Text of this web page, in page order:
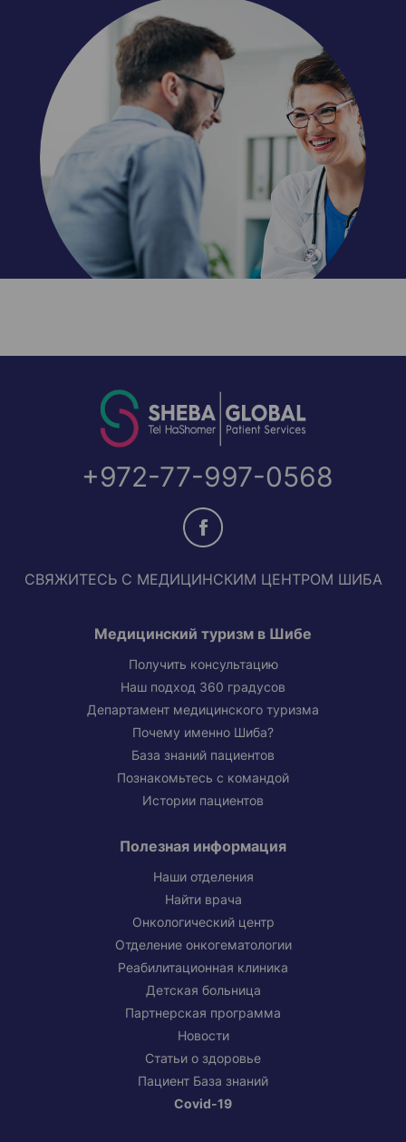
+972-77-997-0568
СВЯЖИТЕСЬ С МЕДИЦИНСКИМ ЦЕНТРОМ ШИБА
Медицинский туризм в Шибе
Получить консультацию
Наш подход 360 градусов
Департамент медицинского туризма
Почему именно Шиба?
База знаний пациентов
Познакомьтесь с командой
Истории пациентов
Полезная информация
Наши отделения
Найти врача
Онкологический центр
Отделение онкогематологии
Реабилитационная клиника
Детская больница
Партнерская программа
Новости
Статьи о здоровье
Пациент База знаний
Covid-19